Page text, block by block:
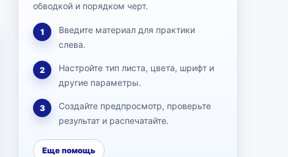
обводкой и порядком черт.
1
Введите материал для практики
слева.
2
Настройте тип листа, цвета, шрифт и
другие параметры.
3
Создайте предпросмотр, проверьте
результат и распечатайте.
Еще помощь